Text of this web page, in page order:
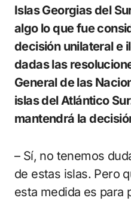
Islas Georgias del
algo lo que fue
decisión unilateral e
dadas las
General de las
islas del Atlántico
mantendrá la
– Sí, no tenemos
de estas islas. Pero
esta medida es para